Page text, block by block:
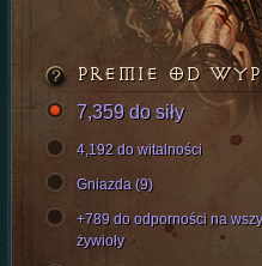
PREMIE OD
7,359 do siły
4,192 do witalności
Gniazda (9)
+789 do odporności na
żywioły